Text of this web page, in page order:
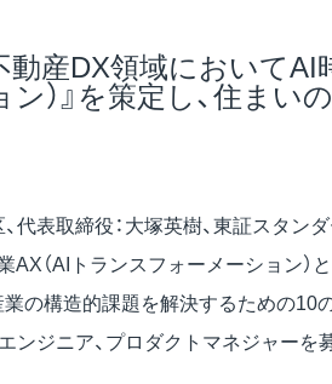
動産DX領域においてAI
）』を策定し、住ま
代表取締役：大塚英樹、東証スタン
AX（AIトランスフォーメーション
の構造的課題を解決するための10
ンジニア、プロダクトマネジャーを